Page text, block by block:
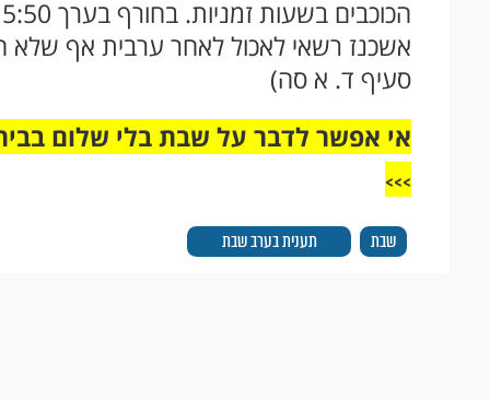
אשכנז רשאי לאכול לאחר ערבית אף שלא
סעיף ד. א סה)
שבת תענית בערב שבת
אי אפשר לדבר על שבת בלי שלום
>>>